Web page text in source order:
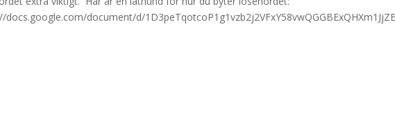
docs.google.com/document/d/